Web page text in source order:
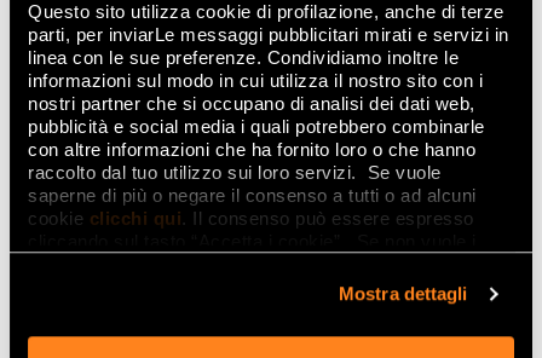
Questo sito utilizza cookie di profilazione, anche di terze
parti, per inviarLe messaggi pubblicitari mirati e servizi in
linea con le sue preferenze. Condividiamo inoltre le
informazioni sul modo in cui utilizza il nostro sito con i
nostri partner che si occupano di analisi dei dati web,
pubblicità e social media i quali potrebbero combinarle
con altre informazioni che ha fornito loro o che hanno
raccolto dal tuo utilizzo sui loro servizi. Se vuole
saperne di più o negare il consenso a tutti o ad alcuni
cookie clicchi qui. Il consenso può essere espresso
Mostra dettagli